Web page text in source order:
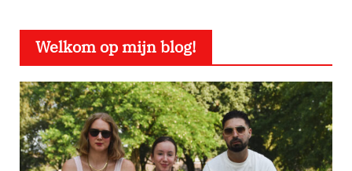
Welkom op mijn blog!